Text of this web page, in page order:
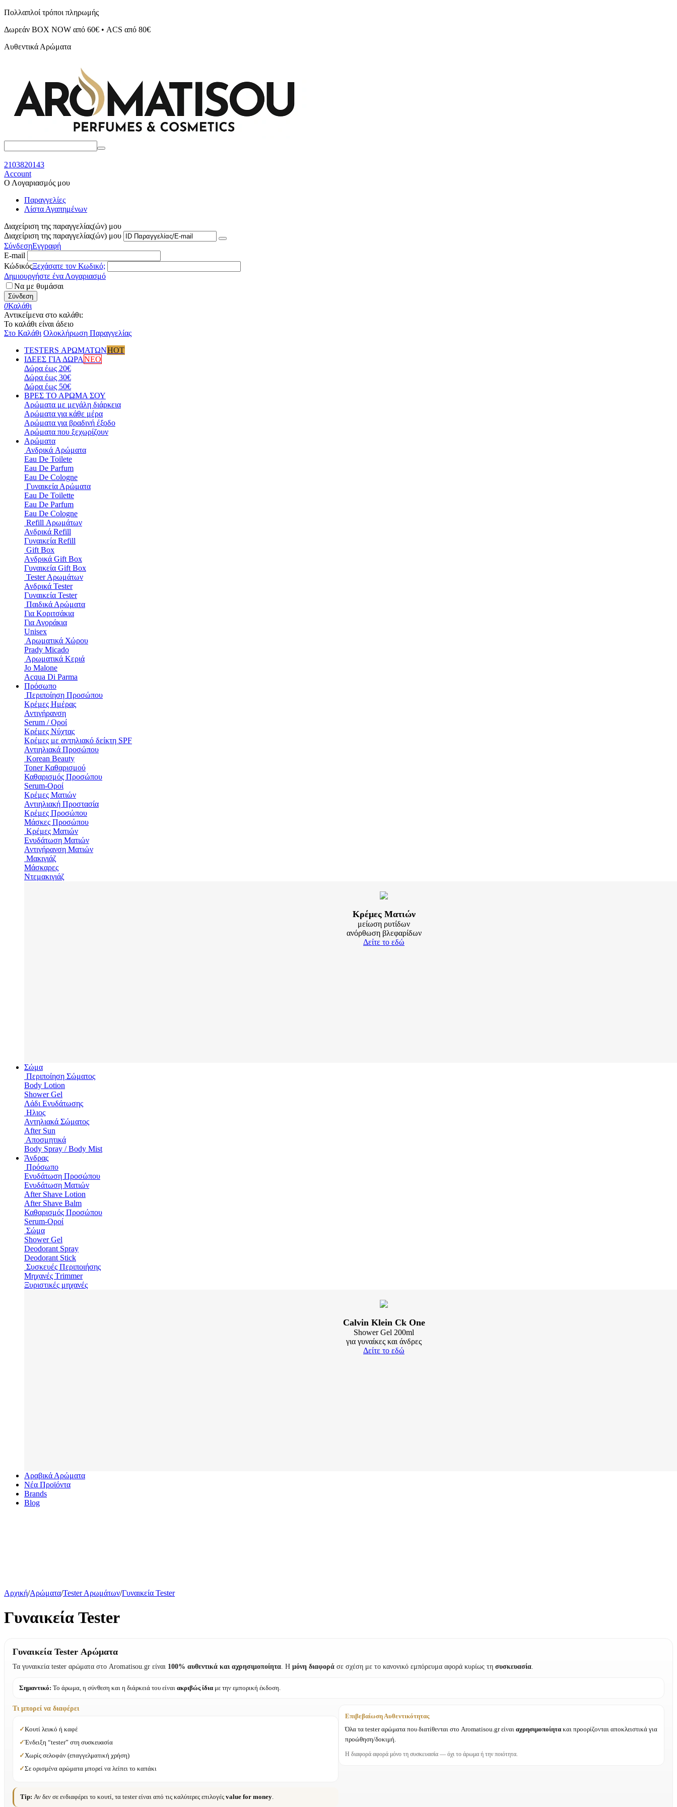
Πολλαπλοί τρόποι πληρωμής
Δωρεάν BOX NOW από 60€ • ACS από 80€
Αυθεντικά Αρώματα
2103820143
Account
Ο Λογαριασμός μου
Παραγγελίες
Λίστα Αγαπημένων
Διαχείριση της παραγγελίας(ών) μου
Διαχείριση της παραγγελίας(ών) μου
ΣύνδεσηΕγγραφή
E-mail
ΚώδικόςΞεχάσατε τον Κωδικό;
Δημιουργήστε ένα Λογαριασμό
Να με θυμάσαι
Σύνδεση
0Καλάθι
Αντικείμενα στο καλάθι:
Το καλάθι είναι άδειο
Στο Καλάθι Ολοκλήρωση Παραγγελίας
TESTERS ΑΡΩΜΑΤΩΝHOT
ΙΔΕΕΣ ΓΙΑ ΔΩΡΑΝΕΟ
Δώρα έως 20€
Δώρα έως 30€
Δώρα έως 50€
ΒΡΕΣ ΤΟ ΑΡΩΜΑ ΣΟΥ
Αρώματα με μεγάλη διάρκεια
Αρώματα για κάθε μέρα
Αρώματα για βραδινή έξοδο
Αρώματα που ξεχωρίζουν
Αρώματα
Ανδρικά Aρώματα
Eau De Toilete
Eau De Parfum
Eau De Cologne
Γυναικεία Αρώματα
Eau De Toilette
Eau De Parfum
Eau De Cologne
Refill Αρωμάτων
Ανδρικά Refill
Γυναικεία Refill
Gift Box
Aνδρικά Gift Box
Γυναικεία Gift Box
Tester Aρωμάτων
Ανδρικά Tester
Γυναικεία Tester
Παιδικά Αρώματα
Για Κοριτσάκια
Για Αγοράκια
Unisex
Αρωματικά Χώρου​
Prady Micado
Αρωματικά Κεριά
Jo Malone
Αcqua Di Parma
Πρόσωπο
Περιποίηση Προσώπου
Κρέμες Ημέρας
Αντιγήρανση
Serum / Οροί
Κρέμες Νύχτας
Κρέμες με αντηλιακό δείκτη SPF
Αντιηλιακά Προσώπου
Korean Beauty
Toner Καθαρισμού
Καθαρισμός Προσώπου
Serum-Οροί
Κρέμες Ματιών
Αντιηλιακή Προστασία
Κρέμες Προσώπου
Μάσκες Προσώπου
Κρέμες Ματιών
Ενυδάτωση Mατιών
Αντιγήρανση Ματιών
Μακιγιάζ
Μάσκαρες
Ντεμακιγιάζ
Κρέμες Ματιών
μείωση ρυτίδων
ανόρθωση βλεφαρίδων
Δείτε τo εδώ
Σώμα
Περιποίηση Σώματος
Body Lotion
Shower Gel
Λάδι Ενυδάτωσης
Hλιος
Αντηλιακά Σώματος
After Sun
Αποσμητικά
Body Spray / Body Mist
Άνδρας
Πρόσωπο
Ενυδάτωση Προσώπου
Ενυδάτωση Ματιών
After Shave Lotion
After Shave Balm
Καθαρισμός Προσώπου
Serum-Οροί
Σώμα
Shower Gel
Deodorant Spray
Deodorant Stick
Συσκευές Περιποιήσης
Μηχανές Τrimmer
Ξυριστικές μηχανές
Calvin Klein Ck One
Shower Gel 200ml
για γυναίκες και άνδρες
Δείτε τo εδώ
Αραβικά Αρώματα
Νέα Προϊόντα
Brands
Blog
Αρχική/Αρώματα/Tester Aρωμάτων/Γυναικεία Tester
Γυναικεία Tester
Γυναικεία Tester Αρώματα
Τα γυναικεία tester αρώματα στο Aromatisou.gr είναι 100% αυθεντικά και αχρησιμοποίητα . Η μόνη διαφορά σε σχέση με το κανονικό εμπόρευμα αφορά κυρίως τη συσκευασία
Σημαντικό: Το άρωμα, η σύνθεση και η διάρκειά του είναι ακριβώς ίδια με την εμπορική έκδοση.
Τι μπορεί να διαφέρει
✓Κουτί λευκό ή καφέ
✓Ένδειξη “tester” στη συσκευασία
✓Χωρίς σελοφάν (επαγγελματική χρήση)
✓Σε ορισμένα αρώματα μπορεί να λείπει το καπάκι
Tip: Αν δεν σε ενδιαφέρει το κουτί, τα tester είναι από τις καλύτερες επιλογές value for money
Επιβεβαίωση Αυθεντικότητας
Όλα τα tester αρώματα που διατίθενται στο Aromatisou.gr είναι αχρησιμοποίητα και προορίζονται αποκλειστικά για
προώθηση/δοκιμή.
Η διαφορά αφορά μόνο τη συσκευασία — όχι το άρωμα ή την ποιότητα.